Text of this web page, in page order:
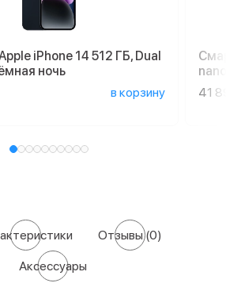
iPhone 14 512 ГБ, Dual
ночь
в корзину
41
Отзывы(0)
Аксессуары